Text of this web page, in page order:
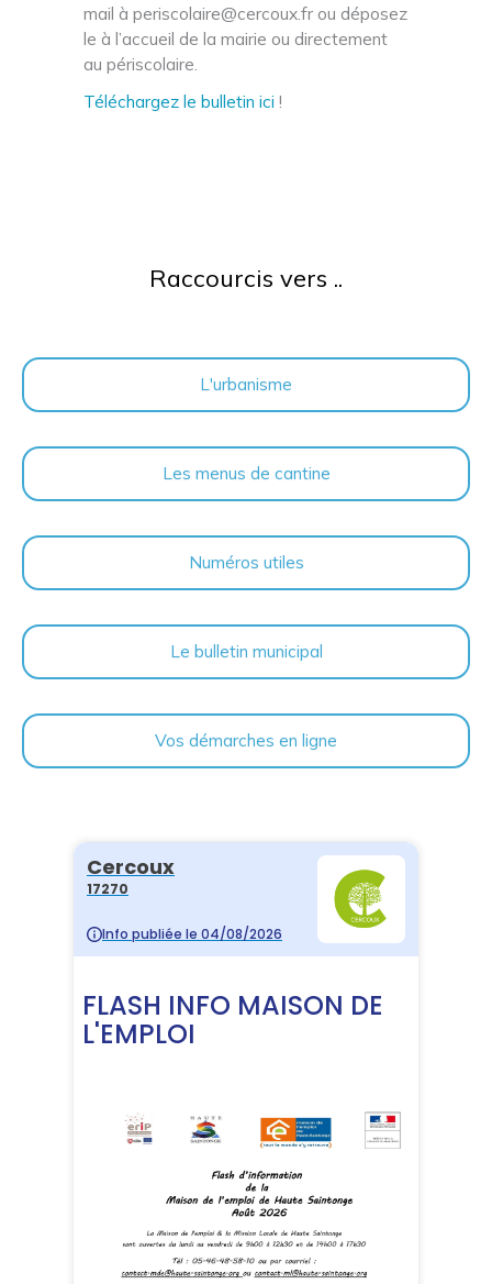
mail à periscolaire@cercoux.fr ou déposez
le à l’accueil de la mairie ou directement
au périscolaire.
Téléchargez le bulletin ici !
Raccourcis vers ..
L'urbanisme
Les menus de cantine
Numéros utiles
Le bulletin municipal
Vos démarches en ligne